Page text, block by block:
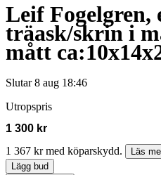
Leif
träask/skrin i
mått
Slutar 8 aug 18:46
Utropspris
1 300 kr
1 367 kr med köparskydd.
Läs
Lägg bud